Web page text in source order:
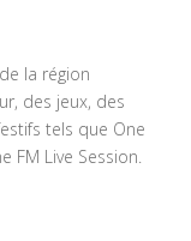
la région
des jeux, des
tels que One
FM Live Session.